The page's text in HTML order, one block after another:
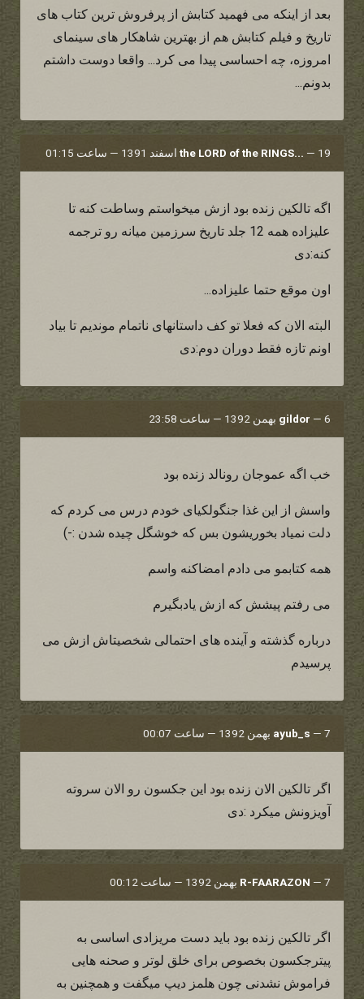
بعد از اینکه می فهمید کتابش از پرفروش ترین کتاب های
تاریخ و فیلم کتابش هم از بهترین شاهکار های سینمای
امروزه، چه احساسی پیدا می کرد... واقعا دوست داشتم
بدونم...
the LORD of the RINGS... — 19 اسفند 1391 — ساعت 01:15
اگه تالکین زنده بود ازش میخواستم وساطت کنه تا
علیزاده همه 12 جلد تاریخ سرزمین میانه رو ترجمه
کنه:دی
اون موقع حتما علیزاده...
البته الان که فعلا تو کف داستانهای ناتمام موندیم تا بیاد
اونم تازه فقط دوران دوم:دی
gildor — 6 بهمن 1392 — ساعت 23:58
خب اگه عموجان رونالد زنده بود
واسش از این غذا جنگولکیای خودم درس می کردم که
دلت نمیاد بخوریشون بس که خوشگل چیده شدن :-)
همه کتابمو می دادم امضاکنه واسم
می رفتم پیشش که ازش یادبگیرم
درباره گذشته و آینده های احتمالی شخصیتاش ازش می
پرسیدم
ayub_s — 7 بهمن 1392 — ساعت 00:07
اگر تالکین الان زنده بود این جکسون رو الان سروته
آویزونش میکرد :دی
R-FAARAZON — 7 بهمن 1392 — ساعت 00:12
اگر تالکین زنده بود باید دست مریزادی اساسی به
پیترجکسون بخصوص برای خلق لوتر و صحنه هایی
فراموش نشدنی چون هلمز دیپ میگفت و همچنین به